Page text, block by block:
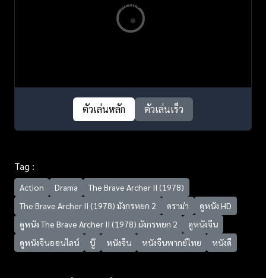
ตัวเล่นหลัก ตัวเล่นเร็ว
Tag :
Action Drama
The Brave Archer II (1978)
The Brave Archer II (1978) มังกรหยก 2
ดราม่า
ดูหนัง HD
ดูหนัง The Brave Archer II (1978) มังกรหยก 2
ดูหนังจีน
ดูหนังจีนออนไลน์
บู๊ หนังจีน หนังจีนพากย์ไทย หนังดี